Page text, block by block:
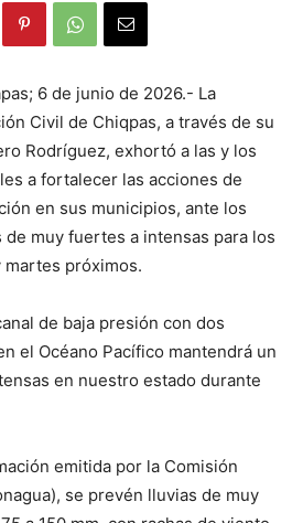
6 de junio de 2026.- La
Civil de Chiqpas, a través de su
Rodríguez, exhortó a las y los
a fortalecer las acciones de
en sus municipios, ante los
muy fuertes a intensas para los
próximos.
de baja presión con dos
el Océano Pacífico mantendrá un
en nuestro estado durante
emitida por la Comisión
se prevén lluvias de muy